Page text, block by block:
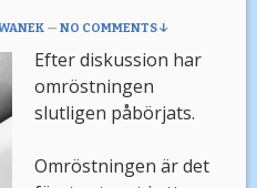
— NO COMMENTS ↓
Efter diskussion har
omröstningen
slutligen påbörjats.
Omröstningen är det